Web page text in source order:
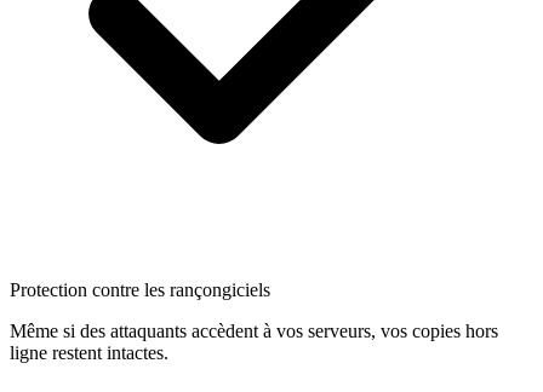
Protection contre les rançongiciels
Même si des attaquants accèdent à vos serveurs, vos copies hors
ligne restent intactes.